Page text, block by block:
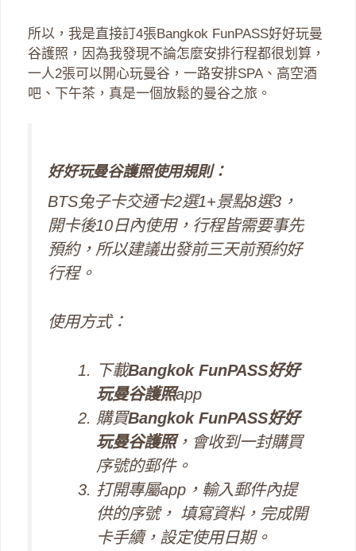
所以，我是直接訂4張Bangkok FunPASS好好玩曼
谷護照，因為我發現不論怎麼安排行程都很划算，
一人2張可以開心玩曼谷，一路安排SPA、高空酒
吧、下午茶，真是一個放鬆的曼谷之旅。
好好玩曼谷護照使用規則：
BTS兔子卡交通卡2選1+景點8選3，
開卡後10日內使用，行程皆需要事先
預約，所以建議出發前三天前預約好
行程。
使用方式：
下載Bangkok FunPASS好好
玩曼谷護照app
購買Bangkok FunPASS好好
玩曼谷護照，會收到一封購買
序號的郵件。
打開專屬app，輸入郵件內提
供的序號， 填寫資料，完成開
卡手續，設定使用日期。